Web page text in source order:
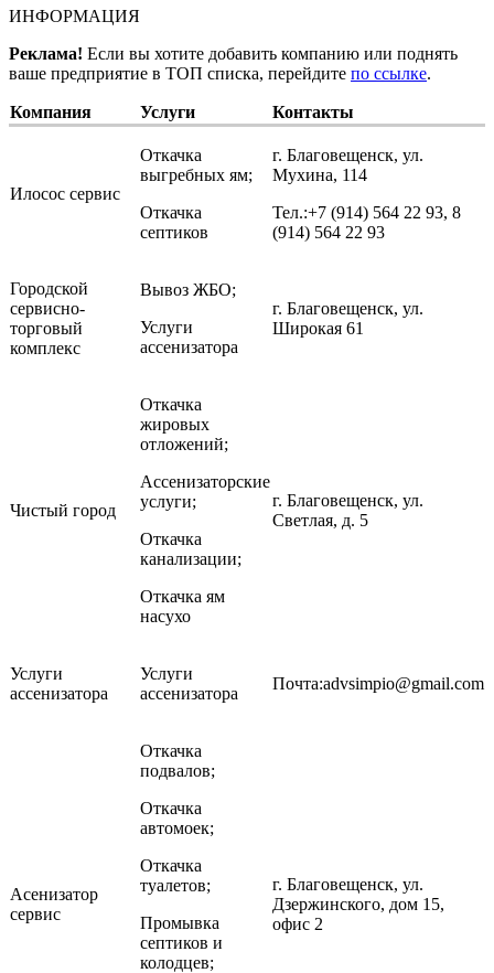
ИНФОРМАЦИЯ
Реклама! Если вы хотите добавить компанию или поднять
ваше предприятие в ТОП списка, перейдите по ссылке.
Компания Услуги Контакты
Илосос сервис
Откачка
выгребных ям;
Откачка
септиков
г. Благовещенск, ул.
Мухина, 114
Тел.:+7 (914) 564 22 93, 8
(914) 564 22 93
Городской
сервисно-
торговый
комплекс
Вывоз ЖБО;
Услуги
ассенизатора
г. Благовещенск, ул.
Широкая 61
Чистый город
Откачка
жировых
отложений;
Ассенизаторские
услуги;
Откачка
канализации;
Откачка ям
насухо
г. Благовещенск, ул.
Светлая, д. 5
Услуги
ассенизатора
Услуги
ассенизатора
Почта:advsimpio@gmail.com
Асенизатор
сервис
Откачка
подвалов;
Откачка
автомоек;
Откачка
туалетов;
Промывка
септиков и
колодцев;
г. Благовещенск, ул.
Дзержинского, дом 15,
офис 2